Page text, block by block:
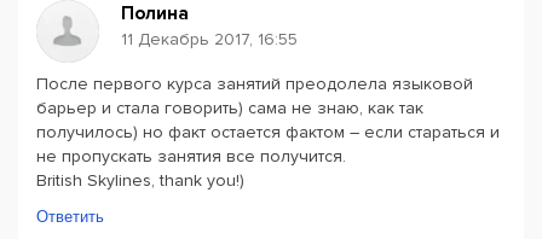
Полина
11 Декабрь 2017, 16:55
После первого курса занятий преодолела языковой
барьер и стала говорить) сама не знаю, как так
получилось) но факт остается фактом – если стараться и
не пропускать занятия все получится.
British Skylines, thank you!)
Ответить